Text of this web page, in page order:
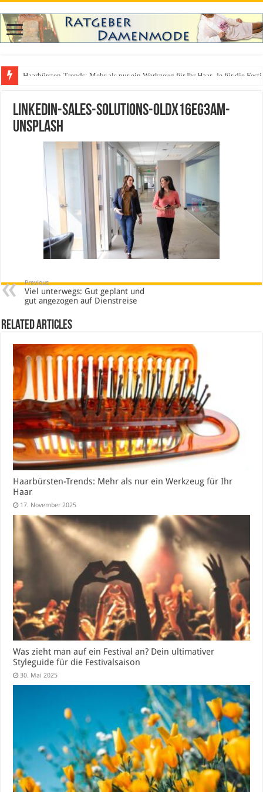
Was zieht man auf ein Festival an? Dein ultimativer Styleguide für die
linkedin-sales-solutions-0LDx16EG3AM-
unsplash
Previous
Viel unterwegs: Gut geplant und
gut angezogen auf Dienstreise
Related Articles
Haarbürsten-Trends: Mehr als nur ein Werkzeug für Ihr
Haar
17. November 2025
Was zieht man auf ein Festival an? Dein ultimativer
Styleguide für die Festivalsaison
30. Mai 2025